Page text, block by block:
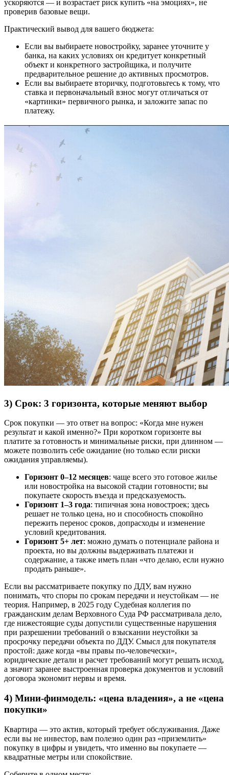
ускоряются — и возрастает риск купить «на эмоциях», не
проверив базовые вещи.
Практический вывод для вашего бюджета:
Если вы выбираете новостройку, заранее уточните у
банка, на каких условиях он кредитует конкретный
объект и конкретного застройщика, и получите
предварительное решение до активных просмотров.
Если вы выбираете вторичку, подготовьтесь к тому, что
ставка и первоначальный взнос могут отличаться от
«картинки» первичного рынка, и заложите запас по
платежу.
3) Срок: 3 горизонта, которые меняют выбор
Срок покупки — это ответ на вопрос: «Когда мне нужен
результат и какой именно?» При коротком горизонте вы
платите за готовность и минимальные риски, при длинном —
можете позволить себе ожидание (но только если риски
ожидания управляемы).
Горизонт 0–12 месяцев: чаще всего это готовое жилье
или новостройка на высокой стадии готовности; вы
покупаете скорость въезда и предсказуемость.
Горизонт 1–3 года: типичная зона новостроек; здесь
решает не только цена, но и способность спокойно
пережить перенос сроков, допрасходы и изменение
условий кредитования.
Горизонт 5+ лет: можно думать о потенциале района и
проекта, но вы должны выдерживать платежи и
содержание, а также иметь план «что делаю, если нужно
продать раньше».
Если вы рассматриваете покупку по ДДУ, вам нужно
понимать, что споры по срокам передачи и неустойкам — не
теория. Например, в 2025 году Судебная коллегия по
гражданским делам Верховного Суда РФ рассматривала дело,
где нижестоящие суды допустили существенные нарушения
при разрешении требований о взыскании неустойки за
просрочку передачи объекта по ДДУ. Смысл для покупателя
простой: даже когда «вы правы по-человечески»,
юридические детали и расчет требований могут решать исход,
а значит заранее выстроенная проверка документов и условий
договора экономит нервы и время.
4) Мини-финмодель: «цена владения», а не «цена
покупки»
Квартира — это актив, который требует обслуживания. Даже
если вы не инвестор, вам полезно один раз «приземлить»
покупку в цифры и увидеть, что именно вы покупаете —
квадратные метры или спокойствие.